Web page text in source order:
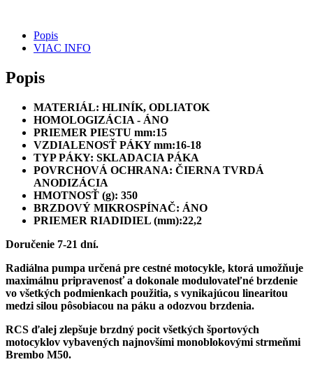
15x16-
110A26350
Popis
VIAC INFO
Popis
MATERIÁL: HLINÍK, ODLIATOK
HOMOLOGIZÁCIA - ÁNO
PRIEMER PIESTU mm:15
VZDIALENOSŤ PÁKY mm:16-18
TYP PÁKY: SKLADACIA PÁKA
POVRCHOVÁ OCHRANA: ČIERNA TVRDÁ
ANODIZÁCIA
HMOTNOSŤ (g): 350
BRZDOVÝ MIKROSPÍNAČ: ÁNO
PRIEMER RIADIDIEL (mm):22,2
Doručenie 7-21 dní.
Radiálna pumpa určená pre cestné motocykle, ktorá umožňuje
maximálnu pripravenosť a dokonale modulovateľné brzdenie
vo všetkých podmienkach použitia, s vynikajúcou linearitou
medzi silou pôsobiacou na páku a odozvou brzdenia.
RCS ďalej zlepšuje brzdný pocit všetkých športových
motocyklov vybavených najnovšími monoblokovými strmeňmi
Brembo M50.